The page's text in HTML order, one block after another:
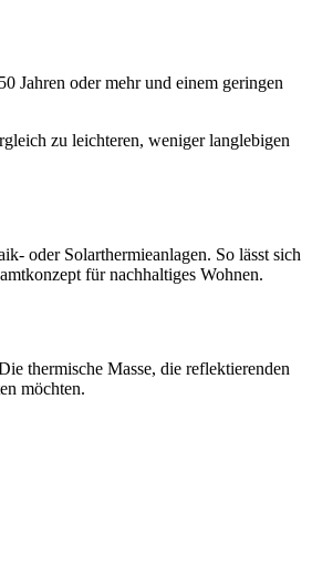
Jahren oder mehr und einem geringen
zu leichteren, weniger langlebigen
oder Solarthermieanlagen. So lässt sich
für nachhaltiges Wohnen.
thermische Masse, die reflektierenden
möchten.